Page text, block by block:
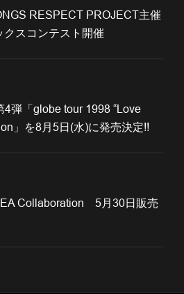
RESPECT PROJECT主催
クスコンテスト開催
4弾「globe tour 1998 “Love
」を8月5日(水)に発売決定!!
Collaboration 5月30日販売